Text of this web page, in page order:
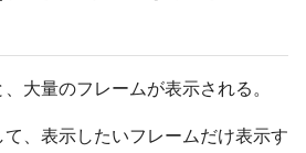
大量のフレームが表示される。
、表示したいフレームだけ表示す